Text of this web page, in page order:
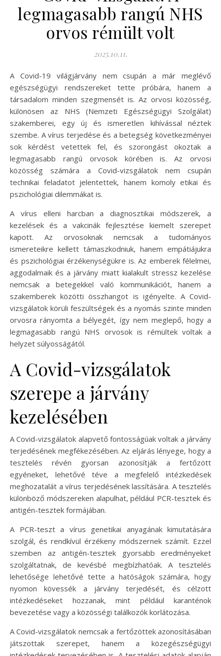
legmagasabb rangú NHS
orvos rémült volt
2025.10.11.
A Covid-19 világjárvány nem csupán a már meglévő
egészségügyi rendszereket tette próbára, hanem a
társadalom minden szegmensét is. Az orvosi közösség,
különösen az NHS (Nemzeti Egészségügyi Szolgálat)
szakemberei, egy új és ismeretlen kihívással néztek
szembe. A vírus terjedése és a betegség következményei
sok kérdést vetettek fel, és szorongást okoztak a
legmagasabb rangú orvosok körében is. Az orvosi
közösség számára a Covid-vizsgálatok nem csupán
technikai feladatot jelentettek, hanem komoly etikai és
pszichológiai dilemmákat is.
A vírus elleni harcban a diagnosztikai módszerek, a
kezelések és a vakcinák fejlesztése kiemelt szerepet
kapott. Az orvosoknak nemcsak a tudományos
ismereteikre kellett támaszkodniuk, hanem empátiájukra
és pszichológiai érzékenységükre is. Az emberek félelmei,
aggodalmaik és a járvány miatt kialakult stressz kezelése
nemcsak a betegekkel való kommunikációt, hanem a
szakemberek közötti összhangot is igényelte. A Covid-
vizsgálatok körüli feszültségek és a nyomás szinte minden
orvosra rányomta a bélyegét, így nem meglepő, hogy a
legmagasabb rangú NHS orvosok is rémültek voltak a
helyzet súlyosságától.
A Covid-vizsgálatok
szerepe a járvány
kezelésében
A Covid-vizsgálatok alapvető fontosságúak voltak a járvány
terjedésének megfékezésében. Az eljárás lényege, hogy a
tesztelés révén gyorsan azonosítják a fertőzött
egyéneket, lehetővé téve a megfelelő intézkedések
meghozatalát a vírus terjedésének lassítására. A tesztelés
különböző módszereken alapulhat, például PCR-tesztek és
antigén-tesztek formájában.
A PCR-teszt a vírus genetikai anyagának kimutatására
szolgál, és rendkívül érzékeny módszernek számít. Ezzel
szemben az antigén-tesztek gyorsabb eredményeket
szolgáltatnak, de kevésbé megbízhatóak. A tesztelés
lehetősége lehetővé tette a hatóságok számára, hogy
nyomon kövessék a járvány terjedését, és célzott
intézkedéseket hozzanak, mint például karanténok
bevezetése vagy a közösségi találkozók korlátozása.
A Covid-vizsgálatok nemcsak a fertőzöttek azonosításában
játszottak szerepet, hanem a közegészségügyi